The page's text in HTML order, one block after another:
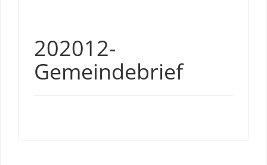
202012-
Gemeindebrief